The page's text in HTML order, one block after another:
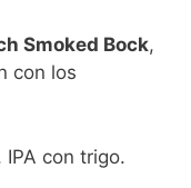
Smoked Bock,
con los
, IPA con trigo.